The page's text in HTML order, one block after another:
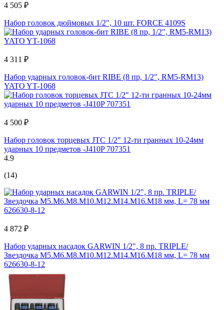
4 505 ₽
Набор головок дюймовых 1/2", 10 шт. FORCE 4109S
4 311 ₽
Набор ударных головок-бит RIBE (8 пр, 1/2", RM5-RM13)
YATO YT-1068
4 500 ₽
Набор головок торцевых JTC 1/2" 12-ти гранных 10-24мм
ударных 10 предметов -J410P 707351
4.9
(14)
4 872 ₽
Набор ударных насадок GARWIN 1/2", 8 пр. TRIPLE/
Звездочка M5.M6.M8.M10.M12.M14.M16.M18 мм, L= 78 мм
626630-8-12